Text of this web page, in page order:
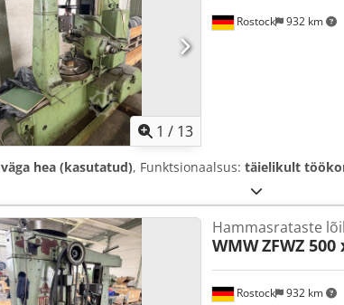
1 / 13
Rostock 932 km
väga hea (kasutatud), Funktsionaalsus: täielikult
Rostock 932 km
Hammasrataste
WMWZFWZ 500